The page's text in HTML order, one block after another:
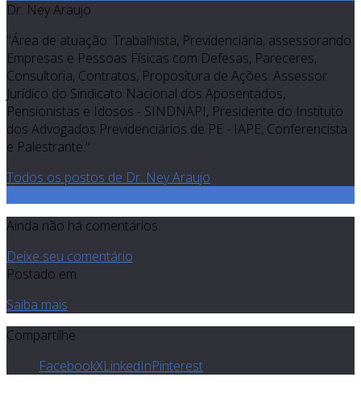
Dr. Ney Araujo
"Área de atuação: Trabalhista, Previdenciária, assessorando
Empresas e Pessoas Físicas com Defesas, Pareceres,
Consultoria, Contratos, Propositura de Ações. Assessor
Jurídico do Sindicato Nacional dos Aposentados,
Pensionistas e Idosos - SINDNAPI, Presidente do Instituto
dos Advogados Previdenciários de PE - IAPE, Conferencista
e Palestrante."
Todos os postos de Dr. Ney Araujo
Ainda não há comentários.
Deixe seu comentário
Postado em
Saiba mais
Compartilhe
FacebookXLinkedInPinterest